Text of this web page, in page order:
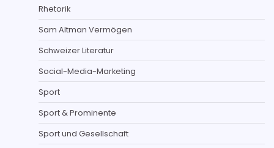
Rhetorik
Sam Altman Vermögen
Schweizer Literatur
Social-Media-Marketing
Sport
Sport & Prominente
Sport und Gesellschaft